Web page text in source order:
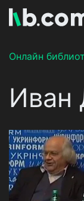
Онлайн
Иван